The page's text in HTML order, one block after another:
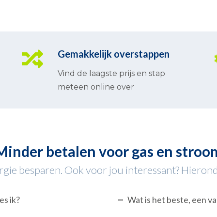
Gemakkelijk overstappen
Vind de laagste prijs en stap
meteen online over
betalen voor gas en
besparen. Ook voor jou interessant?
ik? Wat is het beste, een